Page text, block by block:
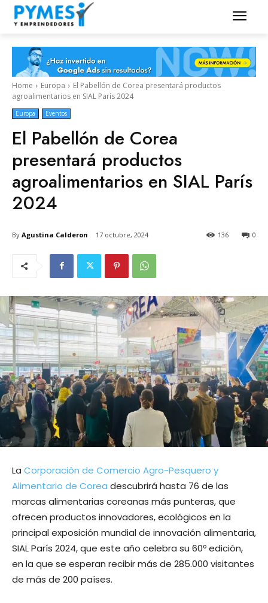
Home Europa
El Pabellón de Corea presentará productos
agroalimentarios en SIAL París 2024
Europa Eventos
El Pabellón de Corea
presentará productos
agroalimentarios en SIAL París
2024
By Agustina Calderon 17 octubre, 2024 0
136
La Corporación de Comercio Agro-Pesquero y
Alimentario de Corea descubrirá hasta 76 de las
marcas alimentarias coreanas más punteras, que
ofrecen productos innovadores, ecológicos en la
principal exposición mundial de innovación alimentaria,
SIAL París 2024, que este año celebra su 60º edición,
en la que se esperan recibir más de 285.000 visitantes
de más de 200 países.